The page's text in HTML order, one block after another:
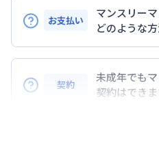
駐車場
なし
次回更新日
2026年7月
お支払い
マンスリー
どのような
BraTToの運営するマンス
は、指定口座へのお振込
ジットカード払い（DCカ
契約
未成年でも
契約はできま